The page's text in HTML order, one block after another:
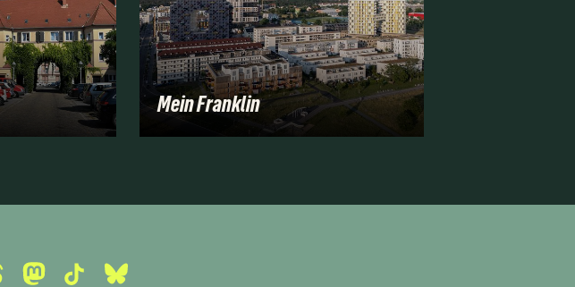
Mein Franklin